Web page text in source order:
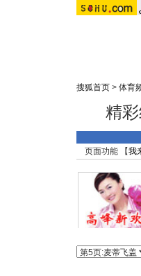
搜狐首页 > 体育
精
页面功能 【我